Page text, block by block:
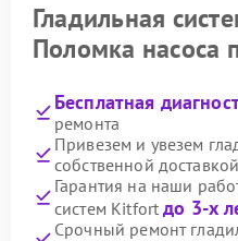
Гладильная
Поломка насоса
Бесплатная
ремонта
Привезем и увезем
собственной доставкой
Гарантия на наши
систем Kitfortдо 3-х
Срочный ремонт